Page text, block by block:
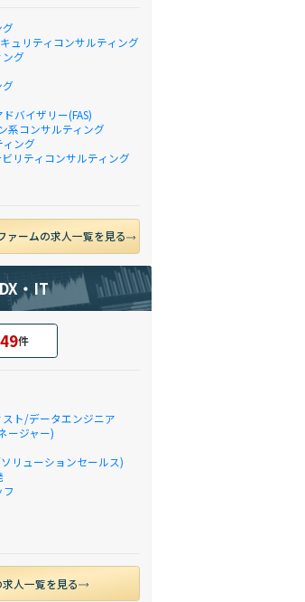
ュリティコンサルティング
グ
バイザリー(FAS)
系コンサルティング
ング
リティコンサルティング
ァームの求人一覧を見る
DX・IT
件
ト/データエンジニア
ージャー)
リューションセールス)
求人一覧を見る